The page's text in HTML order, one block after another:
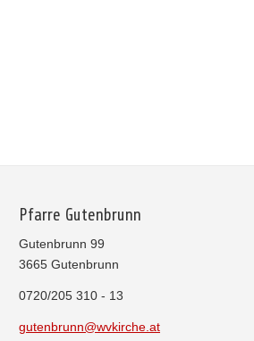
Pfarre Gutenbrunn
Gutenbrunn 99
3665 Gutenbrunn
0720/205 310 - 13
gutenbrunn@wvkirche.at